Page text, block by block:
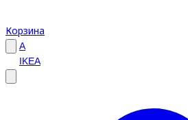
Корзина
A
IKEA